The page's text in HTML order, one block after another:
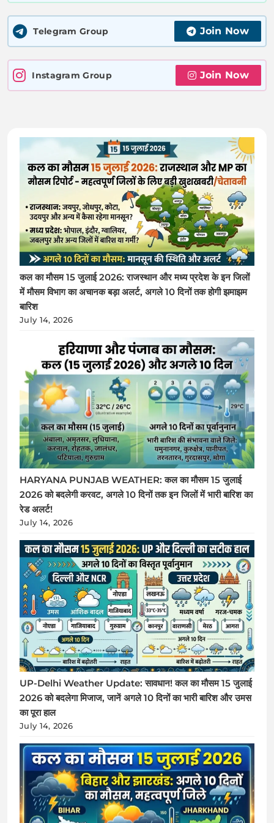
Telegram Group Join Now
Instagram Group Join Now
कल का मौसम 15 जुलाई 2026: राजस्थान और मध्य प्रदेश के इन जिलों
में मौसम विभाग का अचानक बड़ा अलर्ट, अगले 10 दिनों तक होगी झमाझम
बारिश
July 14, 2026
HARYANA PUNJAB WEATHER: कल का मौसम 15 जुलाई
2026 को बदलेगी करवट, अगले 10 दिनों तक इन जिलों में भारी बारिश का
रेड अलर्ट!
July 14, 2026
UP-Delhi Weather Update: सावधान! कल का मौसम 15 जुलाई
2026 को बदलेगा मिजाज, जानें अगले 10 दिनों का भारी बारिश और उमस
का पूरा हाल
July 14, 2026